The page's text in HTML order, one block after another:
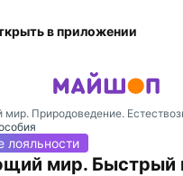
в приложении
Природоведение.
лояльности
мир. Быстрый